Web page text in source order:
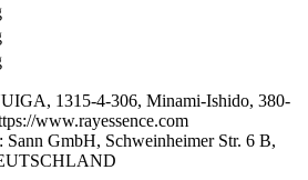
1315-4-306, Minami-Ishido, 380-
www.rayessence.com
: Sann GmbH, Schweinheimer Str. 6 B,